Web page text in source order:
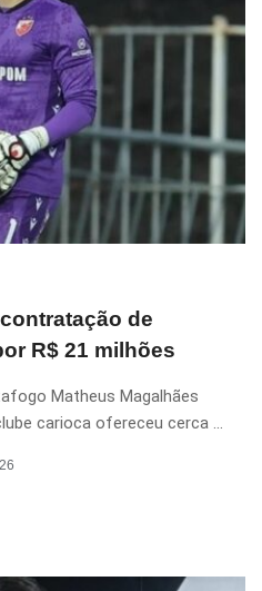
de
R$ 21 milhões
Matheus Magalhães
carioca ofereceu cerca ...